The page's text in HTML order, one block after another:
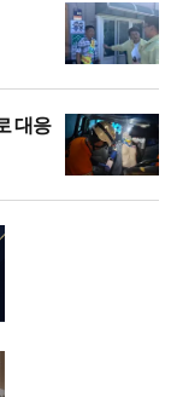
대응